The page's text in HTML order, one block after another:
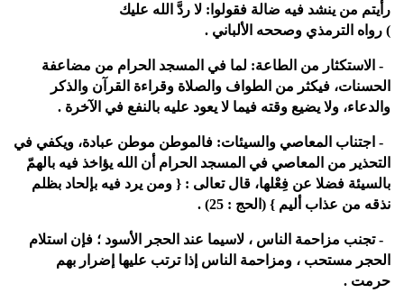
رأيتم من ينشد فيه ضالة فقولوا: لا ردَّ الله عليك
) رواه الترمذي وصححه الألباني .
5- الاستكثار من الطاعة: لما في المسجد الحرام من مضاعفة
الحسنات، فيكثر من الطواف والصلاة وقراءة القرآن والذكر
والدعاء، ولا يضيع وقته فيما لا يعود عليه بالنفع في الآخرة .
6- اجتناب المعاصي والسيئات: فالموطن موطن عبادة، ويكفي في
التحذير من المعاصي في المسجد الحرام أن الله يؤاخذ فيه بالهمّ
بالسيئة فضلا عن فِعْلها، قال تعالى : { ومن يرد فيه بإلحاد بظلم
نذقه من عذاب أليم } (الحج : 25) .
7- تجنب مزاحمة الناس ، لاسيما عند الحجر الأسود ؛ فإن استلام
الحجر مستحب ، ومزاحمة الناس إذا ترتب عليها إضرار بهم
حرمت .